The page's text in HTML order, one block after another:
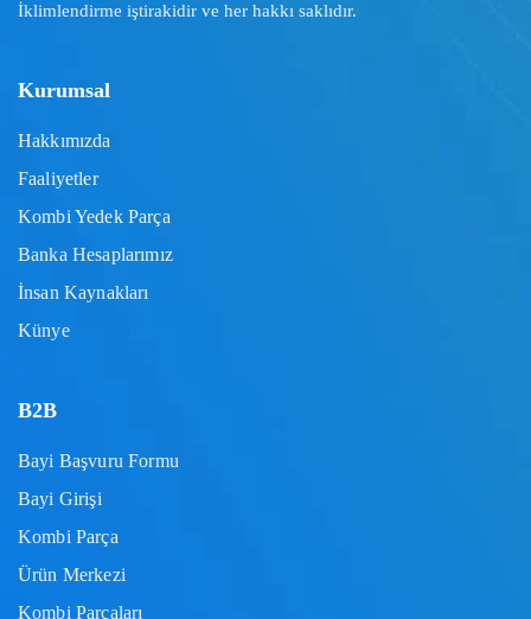
İklimlendirme iştirakidir ve her hakkı saklıdır.
Kurumsal
Hakkımızda
Faaliyetler
Kombi Yedek Parça
Banka Hesaplarımız
İnsan Kaynakları
Künye
B2B
Bayi Başvuru Formu
Bayi Girişi
Kombi Parça
Ürün Merkezi
Kombi Parçaları